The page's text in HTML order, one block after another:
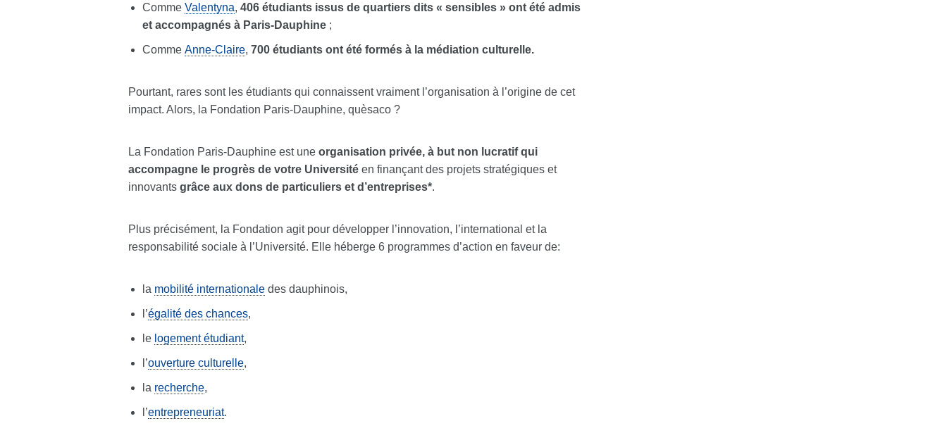
Comme Valentyna, 406 étudiants issus de quartiers dits « sensibles » ont été admis
et accompagnés à Paris-Dauphine ;
Comme Anne-Claire, 700 étudiants ont été formés à la médiation culturelle.
Pourtant, rares sont les étudiants qui connaissent vraiment l’organisation à l’origine de cet
impact. Alors, la Fondation Paris-Dauphine, quèsaco ?
La Fondation Paris-Dauphine est une organisation privée, à but non lucratif qui
accompagne le progrès de votre Université en finançant des projets stratégiques et
innovants grâce aux dons de particuliers et d’entreprises*.
Plus précisément, la Fondation agit pour développer l’innovation, l’international et la
responsabilité sociale à l’Université. Elle héberge 6 programmes d’action en faveur de:
la mobilité internationale des dauphinois,
l’égalité des chances,
le logement étudiant,
l’ouverture culturelle,
la recherche,
l’entrepreneuriat.